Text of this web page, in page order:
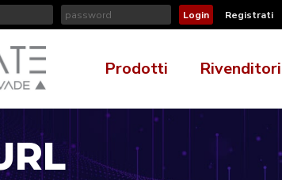
Registrati
Prodotti Rivenditori